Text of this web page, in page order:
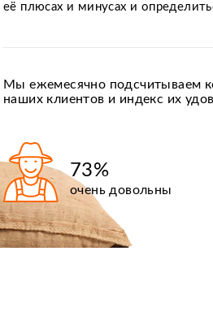
её плюсах и минусах и
Мы ежемесячно подсчитываем
наших клиентов и индекс их
73%
очень довольны